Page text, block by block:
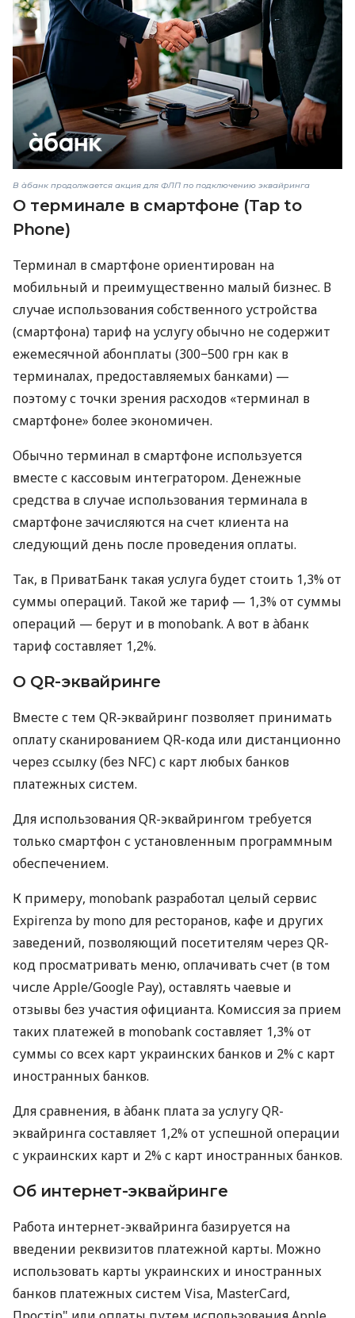
В àбанк продолжается акция для ФЛП по подключению эквайринга
О терминале в смартфоне (Tap to
Phone)
Терминал в смартфоне ориентирован на
мобильный и преимущественно малый бизнес. В
случае использования собственного устройства
(смартфона) тариф на услугу обычно не содержит
ежемесячной абонплаты (300−500 грн как в
терминалах, предоставляемых банками) —
поэтому с точки зрения расходов «терминал в
смартфоне» более экономичен.
Обычно терминал в смартфоне используется
вместе с кассовым интегратором. Денежные
средства в случае использования терминала в
смартфоне зачисляются на счет клиента на
следующий день после проведения оплаты.
Так, в ПриватБанк такая услуга будет стоить 1,3% от
суммы операций. Такой же тариф — 1,3% от суммы
операций — берут и в monobank. А вот в àбанк
тариф составляет 1,2%.
О QR-эквайринге
Вместе с тем QR-эквайринг позволяет принимать
оплату сканированием QR-кода или дистанционно
через ссылку (без NFC) с карт любых банков
платежных систем.
Для использования QR-эквайрингом требуется
только смартфон с установленным программным
обеспечением.
К примеру, monobank разработал целый сервис
Expirenza by mono для ресторанов, кафе и других
заведений, позволяющий посетителям через QR-
код просматривать меню, оплачивать счет (в том
числе Apple/Google Pay), оставлять чаевые и
отзывы без участия официанта. Комиссия за прием
таких платежей в monobank составляет 1,3% от
суммы со всех карт украинских банков и 2% с карт
иностранных банков.
Для сравнения, в àбанк плата за услугу QR-
эквайринга составляет 1,2% от успешной операции
с украинских карт и 2% с карт иностранных банков.
Об интернет-эквайринге
Работа интернет-эквайринга базируется на
введении реквизитов платежной карты. Можно
использовать карты украинских и иностранных
банков платежных систем Visa, MasterCard,